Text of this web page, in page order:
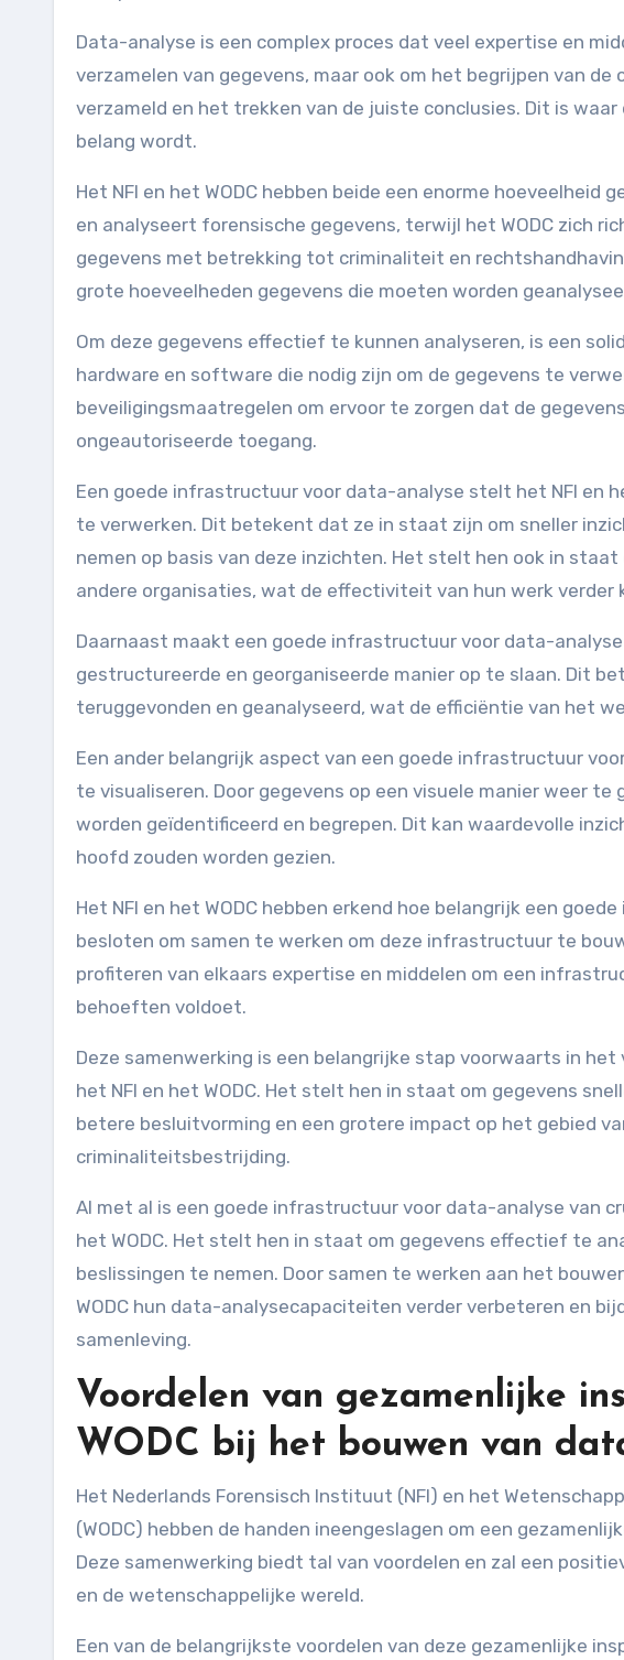
Data-analyse is een complex proces dat veel expertise en
verzamelen van gegevens, maar ook om het begrijpen van
verzameld en het trekken van de juiste conclusies. Dit is
belang wordt.
Het NFI en het WODC hebben beide een enorme hoeveelheid
en analyseert forensische gegevens, terwijl het WODC zich
gegevens met betrekking tot criminaliteit en
grote hoeveelheden gegevens die moeten worden
Om deze gegevens effectief te kunnen analyseren, is een
hardware en software die nodig zijn om de gegevens te
beveiligingsmaatregelen om ervoor te zorgen dat de
ongeautoriseerde toegang.
Een goede infrastructuur voor data-analyse stelt het NFI en
te verwerken. Dit betekent dat ze in staat zijn om sneller
nemen op basis van deze inzichten. Het stelt hen ook in
andere organisaties, wat de effectiviteit van hun werk verder
Daarnaast maakt een goede infrastructuur voor data-
gestructureerde en georganiseerde manier op te slaan. Dit
teruggevonden en geanalyseerd, wat de efficiëntie van het
Een ander belangrijk aspect van een goede infrastructuur
te visualiseren. Door gegevens op een visuele manier weer
worden geïdentificeerd en begrepen. Dit kan waardevolle
hoofd zouden worden gezien.
Het NFI en het WODC hebben erkend hoe belangrijk een
besloten om samen te werken om deze infrastructuur te
profiteren van elkaars expertise en middelen om een
behoeften voldoet.
Deze samenwerking is een belangrijke stap voorwaarts in
het NFI en het WODC. Het stelt hen in staat om gegevens
betere besluitvorming en een grotere impact op het gebied
criminaliteitsbestrijding.
Al met al is een goede infrastructuur voor data-analyse van
het WODC. Het stelt hen in staat om gegevens effectief te
beslissingen te nemen. Door samen te werken aan het
WODC hun data-analysecapaciteiten verder verbeteren en
samenleving.
Voordelen van gezamenlijke
WODC bij het bouwen van
Het Nederlands Forensisch Instituut (NFI) en het
(WODC) hebben de handen ineengeslagen om een
Deze samenwerking biedt tal van voordelen en zal een
en de wetenschappelijke wereld.
Een van de belangrijkste voordelen van deze gezamenlijke